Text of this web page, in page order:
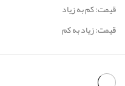
قیمت: کم به زیاد
قیمت: زیاد به کم